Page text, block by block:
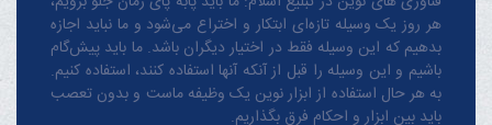
هر روز یک وسیله تازه‌ای ابتکار و اختراع می‌شود و ما نباید اجازه
بدهیم که این وسیله فقط در اختیار دیگران باشد. ما باید پیش‌گام
باشیم و این وسیله را قبل از آنکه آنها استفاده کنند، استفاده کنیم.
به هر حال استفاده از ابزار نوین یک وظیفه ماست و بدون تعصب
باید بین ابزار و احکام فرق بگذاریم.